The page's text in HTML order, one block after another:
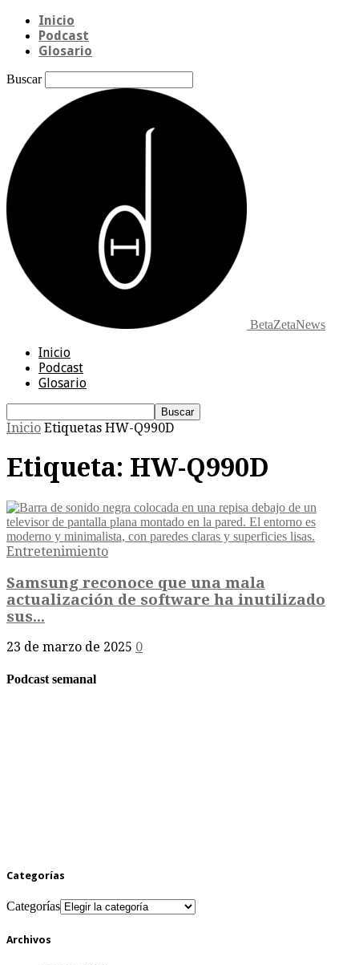
Inicio
Podcast
Glosario
Buscar
BetaZetaNews
Inicio
Podcast
Glosario
Inicio Etiquetas HW-Q990D
Etiqueta: HW-Q990D
Entretenimiento
Samsung reconoce que una mala
actualización de software ha inutilizado
sus...
23 de marzo de 2025 0
Podcast semanal
Categorías
Categorías
Archivos